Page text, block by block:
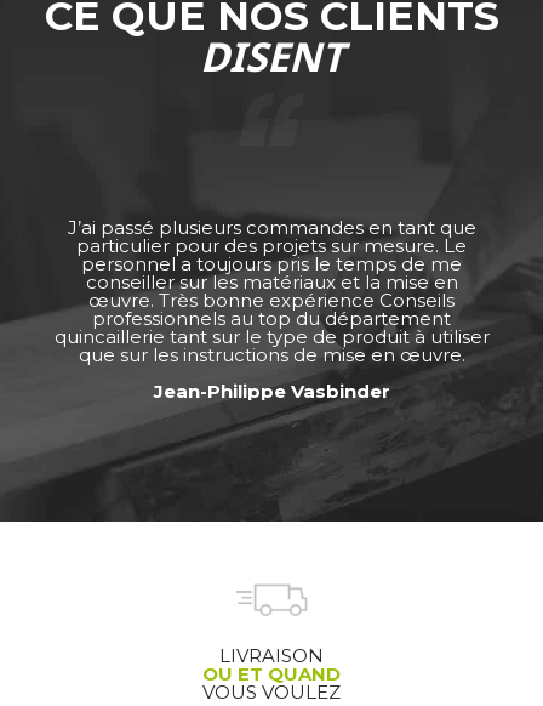
CE QUE NOS CLIENTS
DISENT
J’ai passé plusieurs commandes en tant que
particulier pour des projets sur mesure. Le
personnel a toujours pris le temps de me
conseiller sur les matériaux et la mise en
œuvre. Très bonne expérience Conseils
professionnels au top du département
quincaillerie tant sur le type de produit à utiliser
que sur les instructions de mise en œuvre.
Jean-Philippe Vasbinder
LIVRAISON
OU ET QUAND
VOUS VOULEZ